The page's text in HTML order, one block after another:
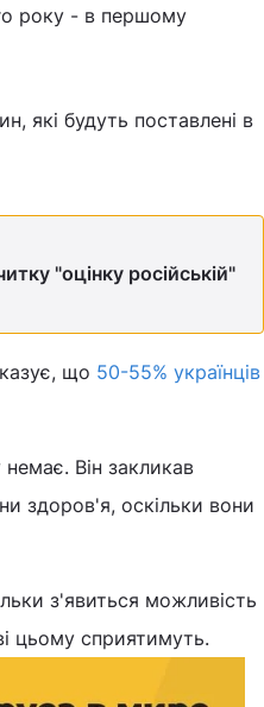
року - в першому
які будуть поставлені в
"оцінку російській"
що 50-55% українців
Він закликав
здоров'я, оскільки вони
з'явиться можливість
цьому сприятимуть.